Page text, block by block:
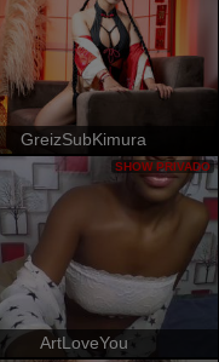
GreizSubKimura
ArtLoveYou
SHOW PRIVADO